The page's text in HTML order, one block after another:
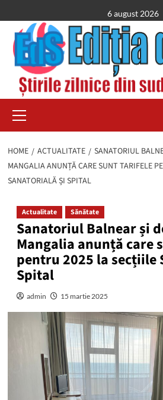
to
content
6 august 2026
Menu
HOME ACTUALITATE
SANATORIUL
MANGALIA ANUNȚĂ CARE SUNT TARIFELE
SANATORIALĂ ȘI SPITAL
Actualitate Sănătate
Sanatoriul Balnear și
Mangalia anunță care
pentru 2025 la secțiile
Spital
admin 15 martie 2025